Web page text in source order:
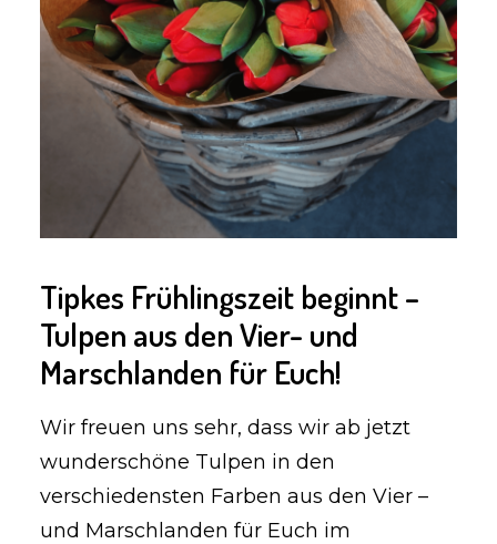
Tipkes Frühlingszeit beginnt –
Tulpen aus den Vier- und
Marschlanden für Euch!
Wir freuen uns sehr, dass wir ab jetzt
wunderschöne Tulpen in den
verschiedensten Farben aus den Vier –
und Marschlanden für Euch im